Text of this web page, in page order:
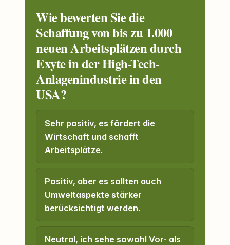
Wie bewerten Sie die
Schaffung von bis zu 1.000
neuen Arbeitsplätzen durch
Exyte in der High-Tech-
Anlagenindustrie in den
USA?
Sehr positiv, es fördert die
Wirtschaft und schafft
Arbeitsplätze.
Positiv, aber es sollten auch
Umweltaspekte stärker
berücksichtigt werden.
Neutral, ich sehe sowohl Vor- als